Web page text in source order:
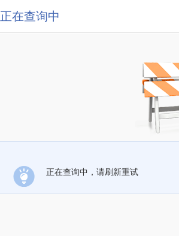
正在查询中
正在查询中，请刷新重试